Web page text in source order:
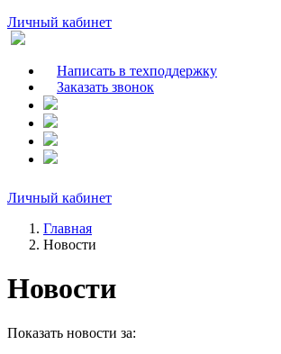
Личный кабинет
Написать в техподдержку
Заказать звонок
Личный кабинет
Главная
Новости
Новости
Показать новости за: